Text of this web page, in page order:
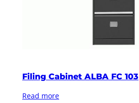
Filing Cabinet ALBA FC 103
Read more